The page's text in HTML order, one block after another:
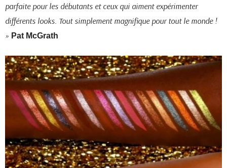
parfaite pour les débutants et ceux qui aiment expérimenter
différents looks. Tout simplement magnifique pour tout le monde !
» Pat McGrath